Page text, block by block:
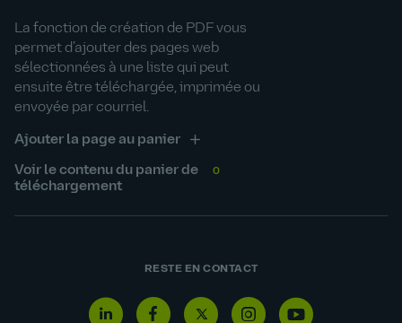
La fonction de création de PDF vous
permet d’ajouter des pages web
sélectionnées à une liste qui peut
ensuite être téléchargée, imprimée ou
envoyée par courriel.
Ajouter la page au panier
Voir le contenu du panier de
téléchargement
0
RESTE EN CONTACT